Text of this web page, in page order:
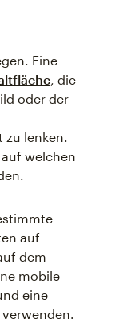
Eine
, die
oder der
zu lenken.
welchen
auf
dem
mobile
eine